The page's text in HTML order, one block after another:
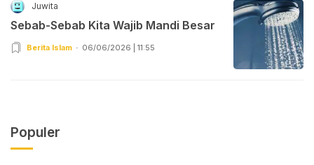
Juwita
Sebab-Sebab Kita Wajib Mandi Besar
Berita Islam 06/06/2026 | 11:55
Populer